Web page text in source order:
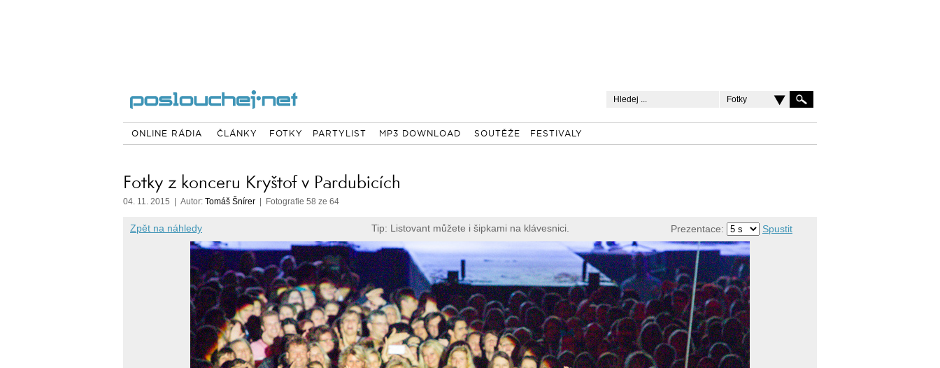
Fotky
ONLINE RÁDIA ČLÁNKY FOTKY PARTYLIST MP3 DOWNLOAD SOUTĚŽE FESTIVALY
Fotky z konceru Kryštof v Pardubicích
04. 11. 2015 | Autor: Tomáš Šnírer | Fotografie 58 ze 64
Zpět na náhledy Tip: Listovant můžete i šipkami na klávesnici. Prezentace: Spustit